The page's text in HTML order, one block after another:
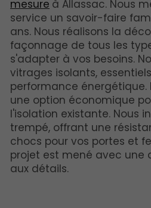
mesure à Allassac. Nous
service un savoir-faire
ans. Nous réalisons la
façonnage de tous les
s'adapter à vos besoins.
vitrages isolants,
performance énergétique.
une option économique
l'isolation existante. Nous
trempé, offrant une
chocs pour vos portes et
projet est mené avec une
aux détails.